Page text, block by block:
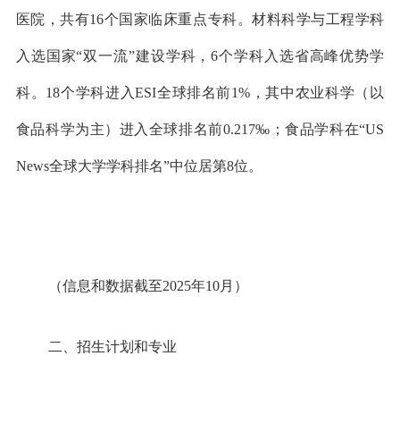
医院，共有16个国家临床重点专科。材料科学与工程学科
入选国家“双一流”建设学科，6个学科入选省高峰优势学
科。18个学科进入ESI全球排名前1%，其中农业科学（以
食品科学为主）进入全球排名前0.217‰；食品学科在“US
News全球大学学科排名”中位居第8位。
（信息和数据截至2025年10月）
二、招生计划和专业